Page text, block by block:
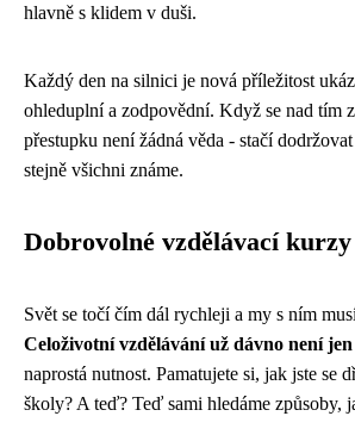
hlavně s klidem v duši.
Každý den na silnici je nová příležitost
ohleduplní a zodpovědní. Když se nad tím
přestupku není žádná věda - stačí
stejně všichni známe.
Dobrovolné vzdělávací kurzy
Svět se točí čím dál rychleji a my s ním
Celoživotní vzdělávání už dávno není
naprostá nutnost. Pamatujete si, jak jste se
školy? A teď? Teď sami hledáme způsoby,